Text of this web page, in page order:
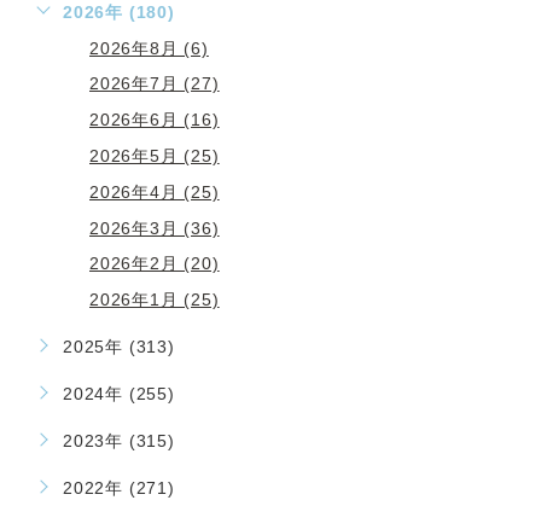
2026年 (180)
2026年8月 (6)
2026年7月 (27)
2026年6月 (16)
2026年5月 (25)
2026年4月 (25)
2026年3月 (36)
2026年2月 (20)
2026年1月 (25)
2025年 (313)
2024年 (255)
2023年 (315)
2022年 (271)